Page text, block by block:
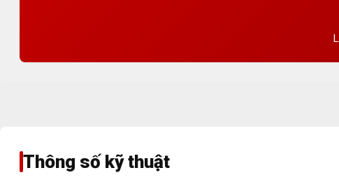
Thông số kỹ thuật